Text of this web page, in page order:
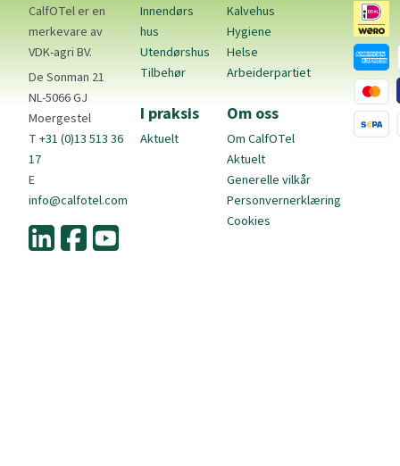
CalfOTel er en
merkevare av
VDK-agri BV.
De Sonman 21
NL-5066 GJ
Moergestel
T+31 (0)13 513 36
17
E
info@calfotel.com
Innendørs
hus
Utendørshus
Tilbehør
I praksis
Aktuelt
Kalvehus
Hygiene
Helse
Arbeiderpartiet
Om oss
Om CalfOTel
Aktuelt
Generelle vilkår
Personvernerklæring
Cookies